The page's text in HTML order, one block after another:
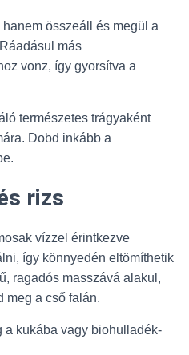
összeáll és megül a
más
vonz, így gyorsítva a
természetes trágyaként
Dobd inkább a
rizs
vízzel érintkezve
így könnyedén eltömíthetik
ragadós masszává alakul,
meg a cső falán.
a kukába vagy biohulladék-